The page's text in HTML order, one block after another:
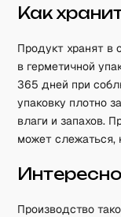
Как
Продукт хранят в
в герметичной
365 дней при
упаковку плотно
влаги и запахов.
может слежаться,
Производство